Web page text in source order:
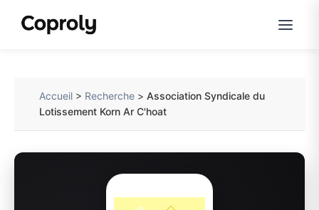
Accueil > Recherche >Association Syndicale du
Lotissement Korn Ar C'hoat